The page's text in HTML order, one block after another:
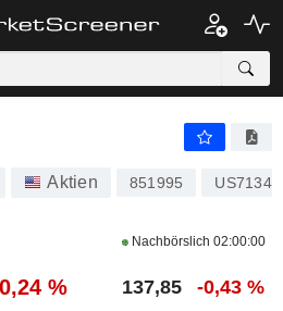
Aktien 851995
Nachbörslich 02:00:00
% 137,85 -0,43 %